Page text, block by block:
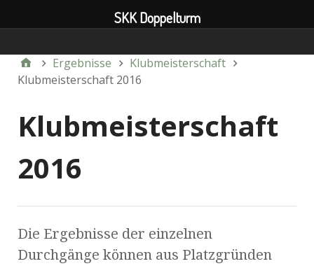
Ergebnisse
Klubmeisterschaft
Klubmeisterschaft 2016
Klubmeisterschaft
2016
Die Ergebnisse der einzelnen
Durchgänge können aus Platzgründen
SKK Doppelturm